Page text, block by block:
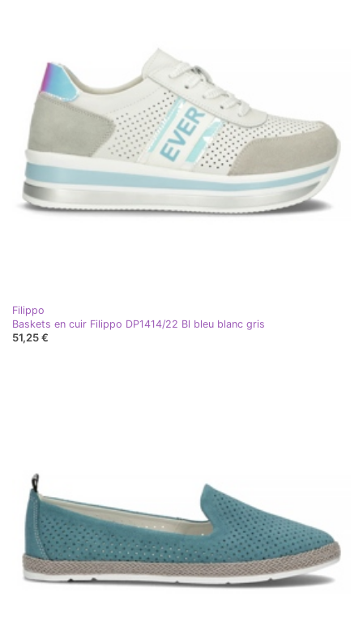
Filippo
Baskets en cuir Filippo DP1414/22 Bl bleu blanc gris
51,25 €